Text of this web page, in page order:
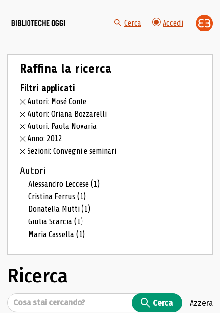
Cerca Accedi
Raffina la ricerca
Filtri applicati
Autori: Mosé Conte
Autori: Oriana Bozzarelli
Autori: Paola Novaria
Anno: 2012
Sezioni: Convegni e seminari
Autori
Alessandro Leccese(1)
Cristina Ferrus(1)
Donatella Mutti(1)
Giulia Scarcia(1)
Maria Cassella(1)
Ricerca
Cerca Cerca Azzera